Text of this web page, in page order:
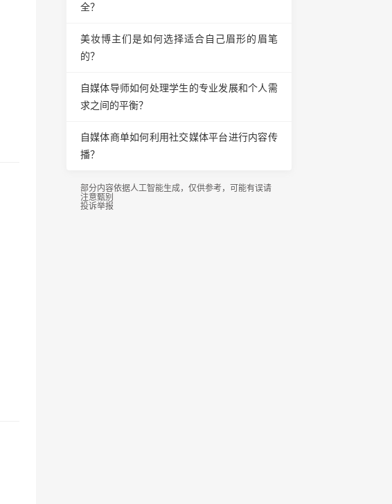
全？
美妆博主们是如何选择适合自己眉形的眉笔
的？
自媒体导师如何处理学生的专业发展和个人需
求之间的平衡？
自媒体商单如何利用社交媒体平台进行内容传
播？
部分内容依据人工智能生成，仅供参考，可能有误请
注意甄别
投诉举报